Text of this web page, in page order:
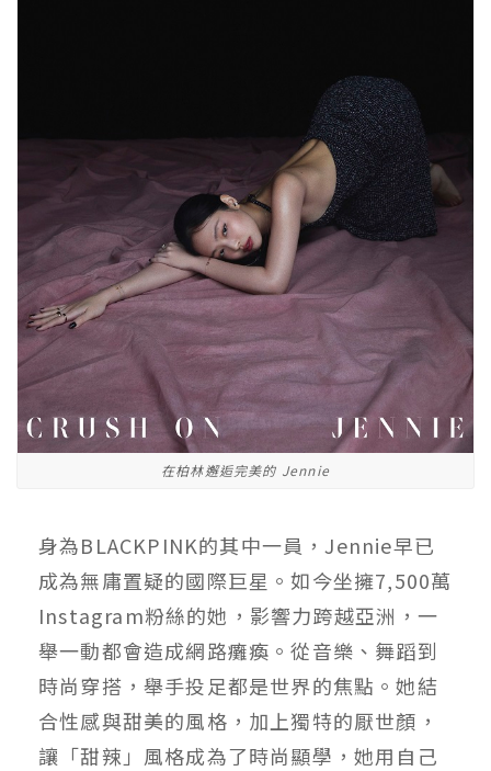
在柏林邂逅完美的 Jennie
身為BLACKPINK的其中一員，Jennie早已
成為無庸置疑的國際巨星。如今坐擁7,500萬
Instagram粉絲的她，影響力跨越亞洲，一
舉一動都會造成網路癱瘓。從音樂、舞蹈到
時尚穿搭，舉手投足都是世界的焦點。她結
合性感與甜美的風格，加上獨特的厭世顏，
讓「甜辣」風格成為了時尚顯學，她用自己